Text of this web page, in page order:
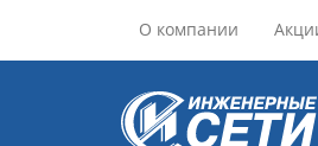
О компании